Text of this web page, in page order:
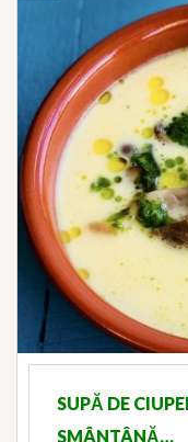
SUPĂ DE
SMÂNTÂNĂ…